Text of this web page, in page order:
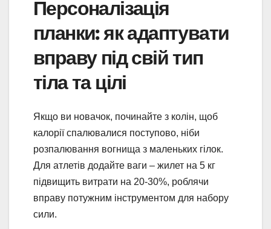
Персоналізація
планки: як адаптувати
вправу під свій тип
тіла та цілі
Якщо ви новачок, починайте з колін, щоб
калорії спалювалися поступово, ніби
розпалювання вогнища з маленьких гілок.
Для атлетів додайте ваги – жилет на 5 кг
підвищить витрати на 20-30%, роблячи
вправу потужним інструментом для набору
сили.